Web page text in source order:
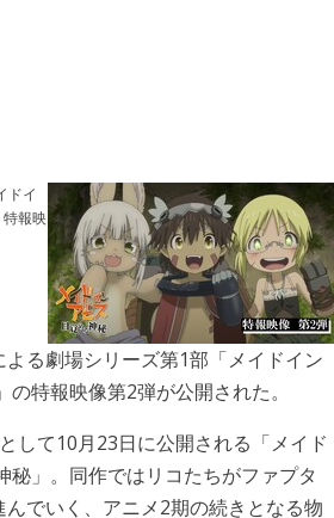
ドイ
報映
よる劇場シリーズ第1部「メイドイン
特報映像第2弾が公開された。
して10月23日に公開される「メイド
秘」。同作ではリコたちがファプタ
でいく、アニメ2期の続きとなる物